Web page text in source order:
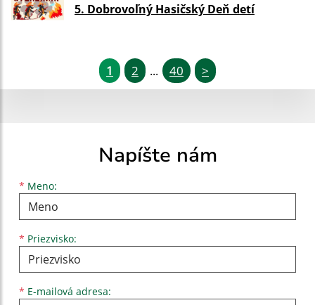
5. Dobrovoľný Hasičský Deň detí
1 2 ... 40 >
Napíšte nám
* Meno:
Meno
* Priezvisko:
Priezvisko
* E-mailová adresa:
E-mailová adresa